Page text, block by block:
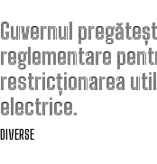
Guvernul
reglementare
restricționarea
electrice.
DIVERSE